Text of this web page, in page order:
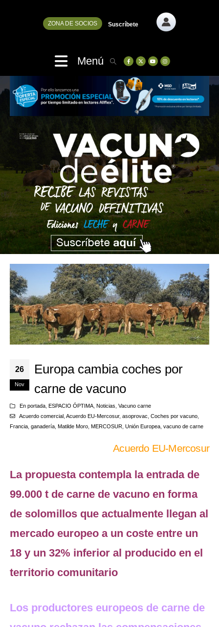
ZONA DE SOCIOS Suscríbete
Menú
26
Nov
Europa cambia coches por
carne de vacuno
En portada, ESPACIO ÓPTIMA, Noticias Vacuno carne
Acuerdo comercial, Acuerdo EU-Mercosur, asoprovac Coches por vacuno,
Francia ganadería Matilde Moro MERCOSUR Unión Europea vacuno de carne
Acuerdo EU-Mercosur
La propuesta contempla la entrada de
99.000 t de carne de vacuno en forma
de solomillos que actualmente llegan al
mercado europeo a un coste entre un
18 y un 32% inferior al producido en el
territorio comunitario
Los productores europeos de carne de